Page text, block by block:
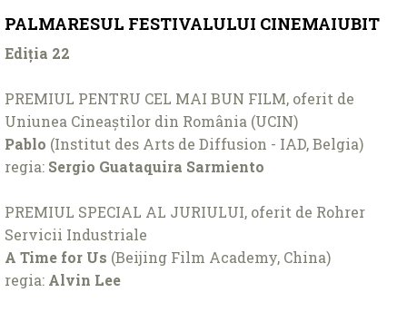
PALMARESUL FESTIVALULUI CINEMAIUBIT
Ediția 22
PREMIUL PENTRU CEL MAI BUN FILM, oferit de
Uniunea Cineaștilor din România (UCIN)
Pablo (Institut des Arts de Diffusion - IAD, Belgia)
regia: Sergio Guataquira Sarmiento
PREMIUL SPECIAL AL JURIULUI, oferit de Rohrer
Servicii Industriale
A Time for Us (Beijing Film Academy, China)
regia: Alvin Lee